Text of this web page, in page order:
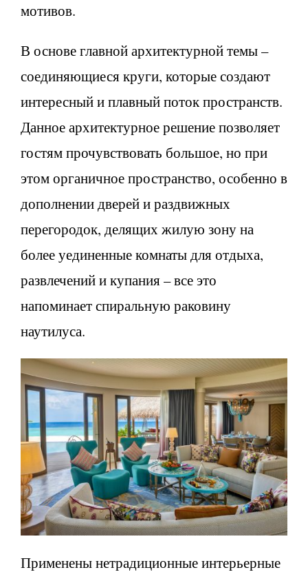
мотивов.
В основе главной архитектурной темы –
соединяющиеся круги, которые создают
интересный и плавный поток пространств.
Данное архитектурное решение позволяет
гостям прочувствовать большое, но при
этом органичное пространство, особенно в
дополнении дверей и раздвижных
перегородок, делящих жилую зону на
более уединенные комнаты для отдыха,
развлечений и купания – все это
напоминает спиральную раковину
наутилуса.
Применены нетрадиционные интерьерные